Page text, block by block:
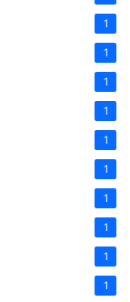
1
1
1
1
1
1
1
1
1
1